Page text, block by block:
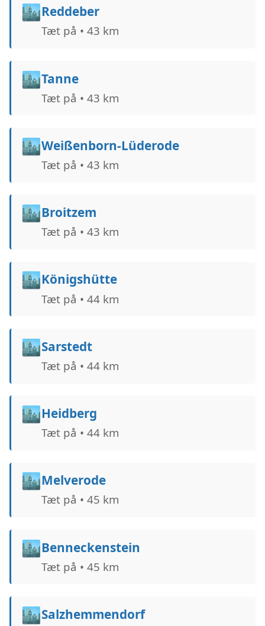
🏙️Reddeber
Tæt på • 43 km
🏙️Tanne
Tæt på • 43 km
🏙️Weißenborn-Lüderode
Tæt på • 43 km
🏙️Broitzem
Tæt på • 43 km
🏙️Königshütte
Tæt på • 44 km
🏙️Sarstedt
Tæt på • 44 km
🏙️Heidberg
Tæt på • 44 km
🏙️Melverode
Tæt på • 45 km
🏙️Benneckenstein
Tæt på • 45 km
🏙️Salzhemmendorf